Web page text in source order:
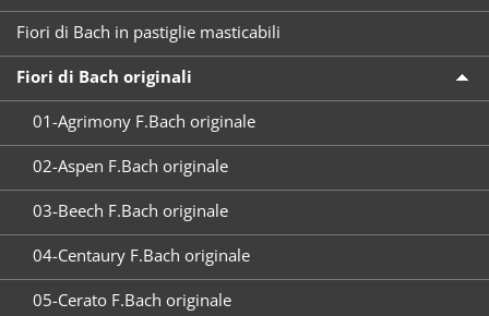
Fiori di Bach in pastiglie masticabili
Fiori di Bach originali
01-Agrimony F.Bach originale
02-Aspen F.Bach originale
03-Beech F.Bach originale
04-Centaury F.Bach originale
05-Cerato F.Bach originale